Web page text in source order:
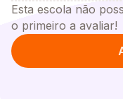
Esta escola não
o primeiro a avaliar!